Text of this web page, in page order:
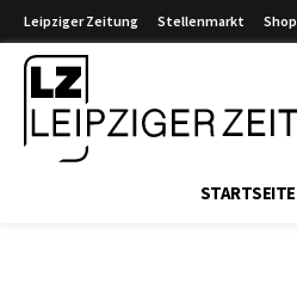
Leipziger Zeitung Stellenmarkt Shop
STARTSEITE